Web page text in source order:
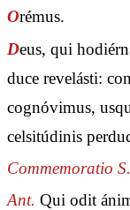
Orémus.
Deus, qui
duce revelásti:
cognóvimus,
celsitúdinis
Commemoratio
Ant. Qui odit